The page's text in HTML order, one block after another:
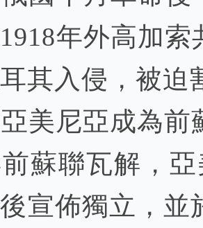
年外高加
其入侵，被迫
美尼亞成為
前蘇聯瓦解，
宣佈獨立，並